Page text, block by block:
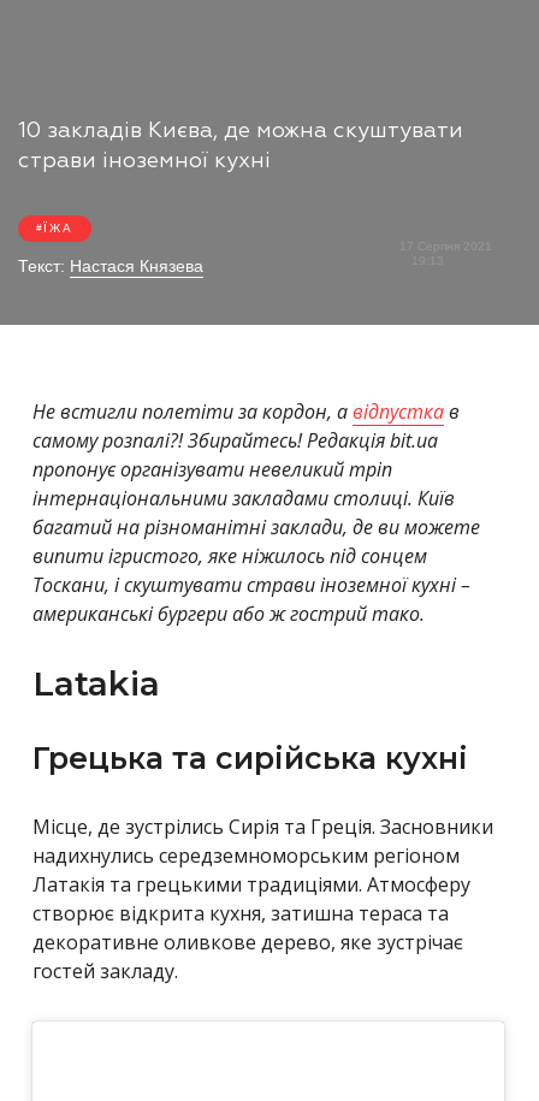
10 закладів Києва, де можна скуштувати
страви іноземної кухні
ЇЖА
Текст: Настася Князева
17 Серпня 2021
19:13
Не встигли полетіти за кордон, авідпусткав
самому розпалі?! Збирайтесь! Редакція bit.ua
пропонує організувати невеликий тріп
інтернаціональними закладами столиці. Київ
багатий на різноманітні заклади, де ви можете
випити ігристого, яке ніжилось під сонцем
Тоскани, і скуштувати страви іноземної кухні –
американські бургери або ж гострий тако.
Latakia
Грецька та сирійська кухні
Місце, де зустрілись Сирія та Греція. Засновники
надихнулись середземноморським регіоном
Латакія та грецькими традиціями. Атмосферу
створює відкрита кухня, затишна тераса та
декоративне оливкове дерево, яке зустрічає
гостей закладу.